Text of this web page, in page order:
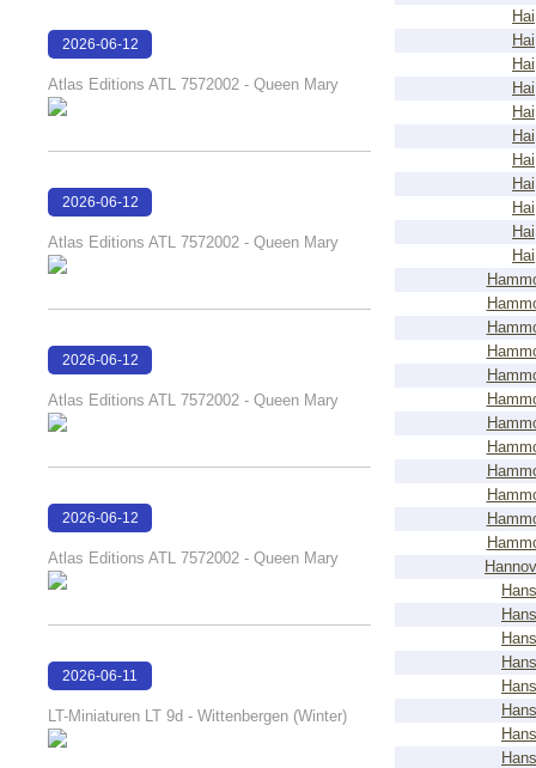
Hai
Hai
Hai
Hai
Hai
Hai
Hai
Hai
Hai
Hai
Hai
2026-06-12
Atlas Editions ATL 7572002 - Queen Mary
2026-06-12
Atlas Editions ATL 7572002 - Queen Mary
2026-06-12
Atlas Editions ATL 7572002 - Queen Mary
2026-06-12
Atlas Editions ATL 7572002 - Queen Mary
2026-06-11
LT-Miniaturen LT 9d - Wittenbergen (Winter)